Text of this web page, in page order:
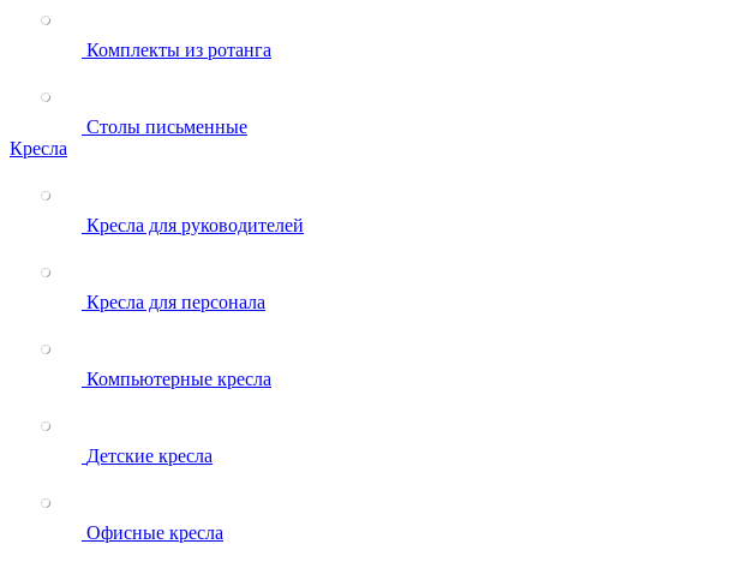
Комплекты из ротанга
Столы письменные
Кресла
Кресла для руководителей
Кресла для персонала
Компьютерные кресла
Детские кресла
Офисные кресла